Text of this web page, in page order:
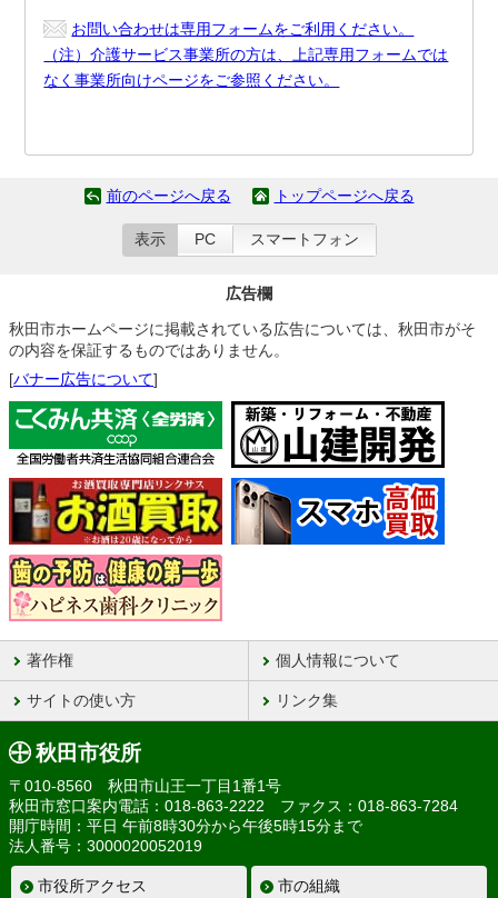
お問い合わせは専用フォームをご利用ください。
（注）介護サービス事業所の方は、上記専用フォームでは
なく事業所向けページをご参照ください。
前のページへ戻る トップページへ戻る
表示 PC スマートフォン
広告欄
秋田市ホームページに掲載されている広告については、秋田市がそ
の内容を保証するものではありません。
[バナー広告について]
著作権 個人情報について
サイトの使い方 リンク集
秋田市役所
〒010-8560 秋田市山王一丁目1番1号
秋田市窓口案内電話：018-863-2222 ファクス：018-863-7284
開庁時間：平日 午前8時30分から午後5時15分まで
法人番号：3000020052019
市役所アクセス 市の組織